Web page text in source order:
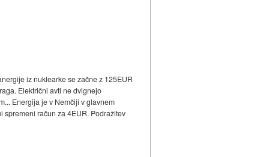
iz nuklearke se začne z 125EUR
Električni avti ne dvignejo
Energija je v Nemčiji v glavnem
spremeni račun za 4EUR. Podražitev